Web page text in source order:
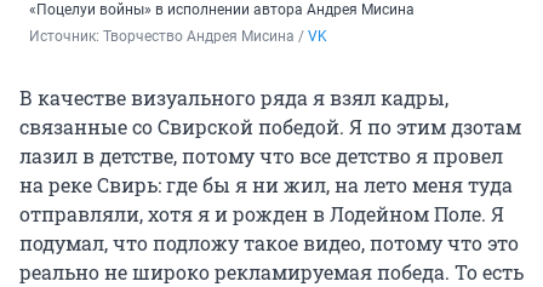
«Поцелуи войны» в исполнении автора Андрея Мисина
Источник: Творчество Андрея Мисина / VK
В качестве визуального ряда я взял кадры,
связанные со Свирской победой. Я по этим дзотам
лазил в детстве, потому что все детство я провел
на реке Свирь: где бы я ни жил, на лето меня туда
отправляли, хотя я и рожден в Лодейном Поле. Я
подумал, что подложу такое видео, потому что это
реально не широко рекламируемая победа. То есть